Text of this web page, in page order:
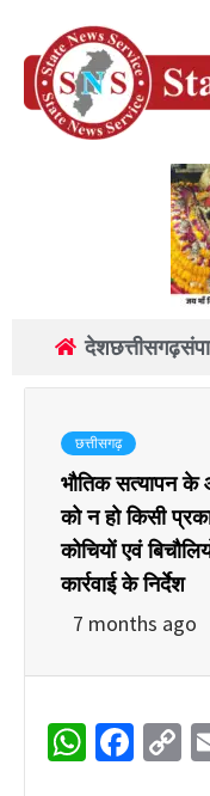
देशछत्तीसगढ़
छत्तीसगढ़
भौतिक सत्यापन के
को न हो किसी
कोचियों एवं
कार्रवाई के निर्देश
7 months ago